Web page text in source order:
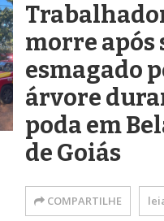
morre após
esmagado
árvore
poda em
de Goiás
COMPARTILHE